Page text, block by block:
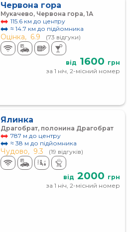
Червона гора
Мукачево, Червона гора, 1А
115.6 км до центру
≈ 14.7 км до підйомника
Оцінка, 6.9 (73 відгуки)
від 1600 грн
за 1 ніч, 2-місний номер
Ялинка
Драгобрат, полонина Драгобрат
787 м до центру
≈ 38 м до підйомника
Чудово, 9.3 (19 відгуків)
від 2000 грн
за 1 ніч, 2-місний номер